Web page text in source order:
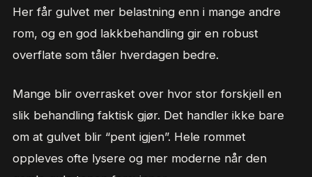
Her får gulvet mer belastning enn i mange andre
rom, og en god lakkbehandling gir en robust
overflate som tåler hverdagen bedre.
Mange blir overrasket over hvor stor forskjell en
slik behandling faktisk gjør. Det handler ikke bare
om at gulvet blir “pent igjen”. Hele rommet
oppleves ofte lysere og mer moderne når den